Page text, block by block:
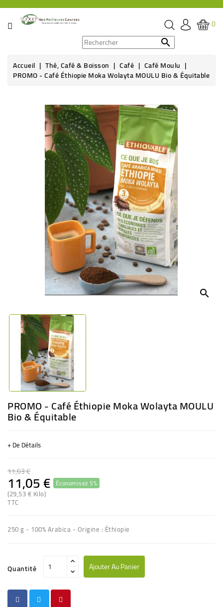
CATÉGORIE
ÉPICERIE
0

Accueil Thé, Café & Boisson Café Café Moulu
PROMO - Café Éthiopie Moka Wolayta MOULU Bio & Équitable
search
PROMO - Café Éthiopie Moka Wolayta MOULU
Bio & Équitable
+ De Détails
11,63 €
11,05 € Économisez 5%
(29,53 € Kilo)
TTC
250 g - 100% Arabica - Origine : Éthiopie
Quantité Ajouter Au Panier